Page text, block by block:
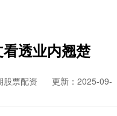
透业内翘楚
股票配资
更新：2025-09-